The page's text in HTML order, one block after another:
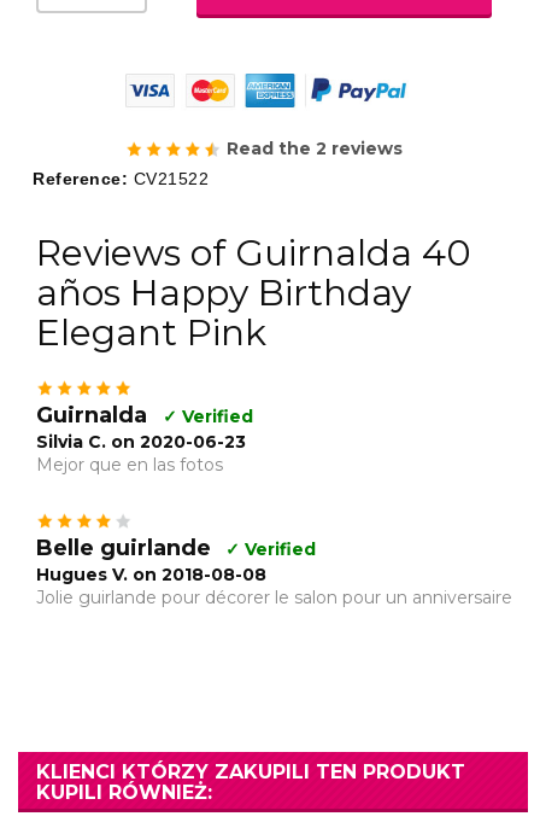
Read the 2 reviews
Reference: CV21522
Reviews of Guirnalda 40
años Happy Birthday
Elegant Pink
Guirnalda
✓ Verified
Silvia C. on 2020-06-23
Mejor que en las fotos
Belle guirlande
✓ Verified
Hugues V. on 2018-08-08
Jolie guirlande pour décorer le salon pour un anniversaire
KLIENCI KTÓRZY ZAKUPILI TEN PRODUKT
KUPILI RÓWNIEŻ: